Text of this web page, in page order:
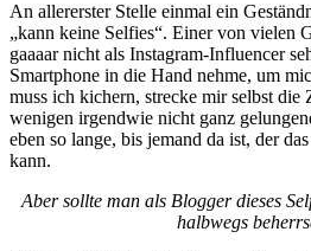
An allererster Stelle einmal ein
„kann keine Selfies“. Einer von vielen
gaaaar nicht als Instagram-Influencer
Smartphone in die Hand nehme, um
muss ich kichern, strecke mir selbst die
wenigen irgendwie nicht ganz
eben so lange, bis jemand da ist, der
kann.
Aber sollte man als Blogger dieses
halbwegs